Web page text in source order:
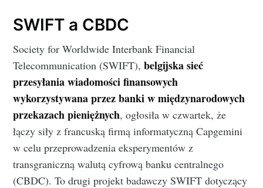
SWIFT a CBDC
Society for Worldwide Interbank Financial
Telecommunication (SWIFT),belgijska sieć
przesyłania wiadomości finansowych
wykorzystywana przez banki w międzynarodowych
przekazach pieniężnych, ogłosiła w czwartek, że
łączy siły z francuską firmą informatyczną Capgemini
w celu przeprowadzenia eksperymentów z
transgraniczną walutą cyfrową banku centralnego
(CBDC). To drugi projekt badawczy SWIFT dotyczący